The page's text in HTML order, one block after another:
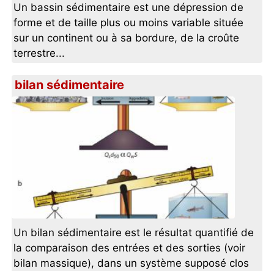
Un bassin sédimentaire est une dépression de
forme et de taille plus ou moins variable située
sur un continent ou à sa bordure, de la croûte
terrestre...
bilan sédimentaire
Un bilan sédimentaire est le résultat quantifié de
la comparaison des entrées et des sorties (voir
bilan massique), dans un système supposé clos